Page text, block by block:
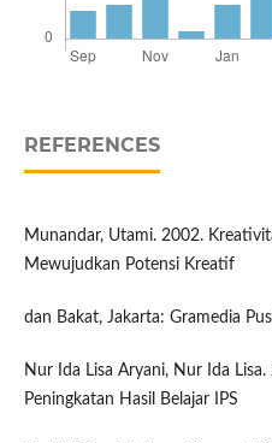
REFERENCES
Munandar, Utami. 2002.
Mewujudkan Potensi Kreatif
dan Bakat, Jakarta: Gramedia
Nur Ida Lisa Aryani, Nur Ida Lisa.
Peningkatan Hasil Belajar IPS